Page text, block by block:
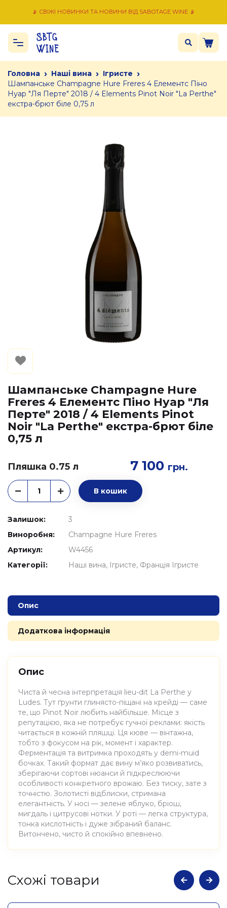
📡 СВІЖІ НОВИНКИ ТА НОВИНИ ВІД SABOTAGE WINE 📡
Головна › Наші вина › Ігристе ›
Шампанське Champagne Hure Freres 4 Елементс Піно
Нуар "Ля Перте" 2018 / 4 Elements Pinot Noir "La Perthe"
екстра-брют біле 0,75 л
Шампанське Champagne Hure
Freres 4 Елементс Піно Нуар "Ля
Перте" 2018 / 4 Elements Pinot
Noir "La Perthe" екстра-брют біле
0,75 л
Пляшка 0.75 л 7 100 грн.
В кошик
Залишок:
3
Виноробня:
Champagne Hure Freres
Артикул:
W4456
Категорії:
Наші вина Ігристе Франція Ігристе
Опис
Додаткова інформація
Опис
Чиста й чесна інтерпретація lieu-dit La Perthe у
Ludes. Тут ґрунти глинясто-піщані на крейді — саме
те, що Pinot Noir любить найбільше. Місце з
репутацією, яка не потребує гучної реклами: якість
читається в кожній пляшці. Ця кюве — вінтажна,
тобто з фокусом на рік, момент і характер.
Ферментація та витримка проходять у demi-muid
бочках. Такий формат дає вину м’яко розвиватись,
зберігаючи сортові нюанси й підкреслюючи
особливості конкретного врожаю. Без тиску, зате з
точністю. Золотисті відблиски, стримана
елегантність. У носі — зелене яблуко, бріош,
мигдаль і цитрусові нотки. У роті — легка структура,
тонка кислотність і дуже зібраний баланс.
Витончено, чисто й спокійно впевнено.
Атрибути
Cхожі товари